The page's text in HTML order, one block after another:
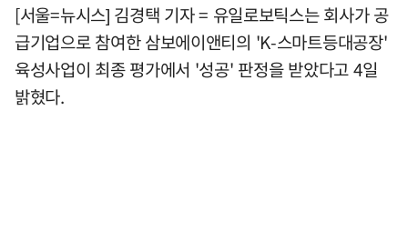
[서울=뉴시스] 김경택 기자 = 유일로보틱스는 회사가 공
급기업으로 참여한 삼보에이앤티의 'K-스마트등대공장'
육성사업이 최종 평가에서 '성공' 판정을 받았다고 4일
밝혔다.